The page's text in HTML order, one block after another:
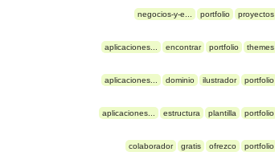
negocios-y-e... portfolio proyectos
aplicaciones... encontrar portfolio themes
aplicaciones... dominio ilustrador portfolio
aplicaciones... estructura plantilla portfolio
colaborador gratis ofrezco portfolio